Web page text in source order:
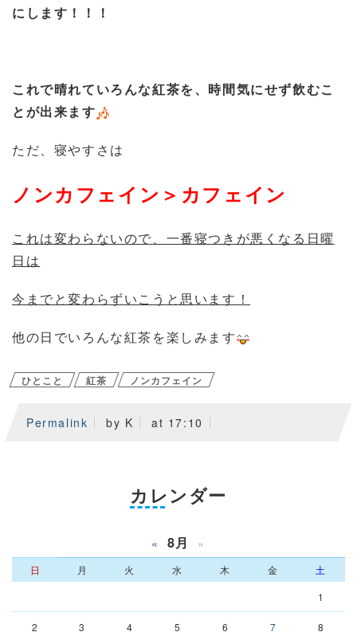
にします！！！
これで晴れていろんな紅茶を、時間気にせず飲むこ
とが出来ます
ただ、寝やすさは
ノンカフェイン＞カフェイン
これは変わらないので、一番寝つきが悪くなる日曜
日は
今までと変わらずいこうと思います！
他の日でいろんな紅茶を楽しみます
ひとこと 紅茶 ノンカフェイン
Permalink by K at 17:10
カレンダー
« 8月 »
日 月 火 水 木 金
土
1
2 3 4 5 6 7 8